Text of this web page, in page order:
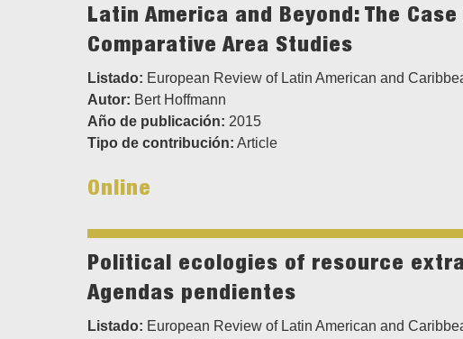
Latin America and Beyond: The
Comparative Area Studies
Listado: European Review of Latin American and
Autor: Bert Hoffmann
Año de publicación: 2015
Tipo de contribución: Article
Online
Political ecologies of resource
Agendas pendientes
Listado: European Review of Latin American and